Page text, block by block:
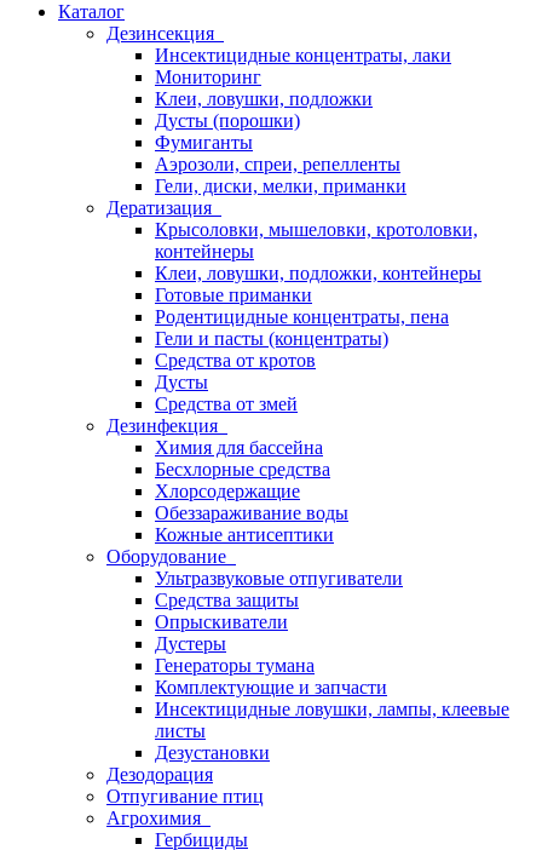
Каталог
Дезинсекция
Инсектицидные концентраты, лаки
Мониторинг
Клеи, ловушки, подложки
Дусты (порошки)
Фумиганты
Аэрозоли, спреи, репелленты
Гели, диски, мелки, приманки
Дератизация
Крысоловки, мышеловки, кротоловки,
контейнеры
Клеи, ловушки, подложки, контейнеры
Готовые приманки
Родентицидные концентраты, пена
Гели и пасты (концентраты)
Средства от кротов
Дусты
Средства от змей
Дезинфекция
Химия для бассейна
Бесхлорные средства
Хлорсодержащие
Обеззараживание воды
Кожные антисептики
Оборудование
Ультразвуковые отпугиватели
Средства защиты
Опрыскиватели
Дустеры
Генераторы тумана
Комплектующие и запчасти
Инсектицидные ловушки, лампы, клеевые
листы
Дезустановки
Дезодорация
Отпугивание птиц
Агрохимия
Гербициды